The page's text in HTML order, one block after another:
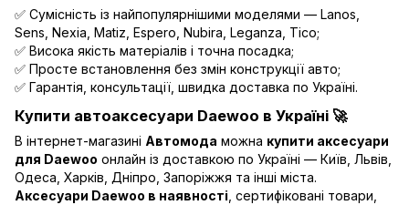
✅ Сумісність із найпопулярнішими моделями — Lanos,
Sens, Nexia, Matiz, Espero, Nubira, Leganza, Tico;
✅ Висока якість матеріалів і точна посадка;
✅ Просте встановлення без змін конструкції авто;
✅ Гарантія, консультації, швидка доставка по Україні.
Купити автоаксесуари Daewoo в Україні 🚀
В інтернет-магазині Автомода можна купити аксесуари
для Daewoo онлайн із доставкою по Україні — Київ, Львів,
Одеса, Харків, Дніпро, Запоріжжя та інші міста.
Аксесуари Daewoo в наявності , сертифіковані товари,